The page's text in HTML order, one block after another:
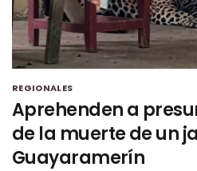
REGIONALES
Aprehenden a
de la muerte de un
Guayaramerín